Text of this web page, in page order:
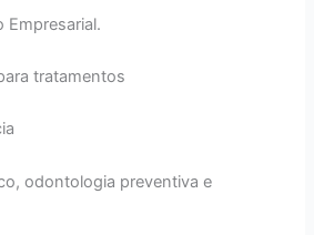
tratamentos
odontologia preventiva e